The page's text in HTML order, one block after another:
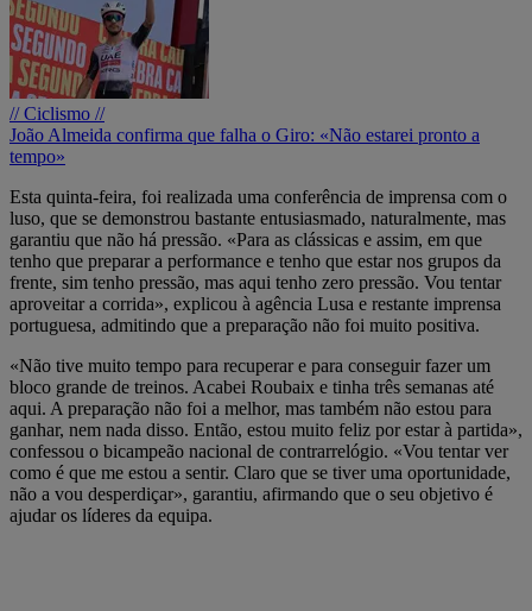
// Ciclismo //
João Almeida confirma que falha o Giro: «Não estarei pronto a
tempo»
Esta quinta-feira, foi realizada uma conferência de imprensa com o
luso, que se demonstrou bastante entusiasmado, naturalmente, mas
garantiu que não há pressão. «Para as clássicas e assim, em que
tenho que preparar a performance e tenho que estar nos grupos da
frente, sim tenho pressão, mas aqui tenho zero pressão. Vou tentar
aproveitar a corrida», explicou à agência Lusa e restante imprensa
portuguesa, admitindo que a preparação não foi muito positiva.
«Não tive muito tempo para recuperar e para conseguir fazer um
bloco grande de treinos. Acabei Roubaix e tinha três semanas até
aqui. A preparação não foi a melhor, mas também não estou para
ganhar, nem nada disso. Então, estou muito feliz por estar à partida»,
confessou o bicampeão nacional de contrarrelógio. «Vou tentar ver
como é que me estou a sentir. Claro que se tiver uma oportunidade,
não a vou desperdiçar», garantiu, afirmando que o seu objetivo é
ajudar os líderes da equipa.